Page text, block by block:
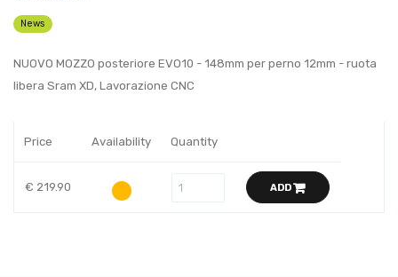
News
NUOVO MOZZO posteriore EVO10 - 148mm per perno 12mm - ruota
libera Sram XD, Lavorazione CNC
Price Availability Quantity
€ 219.90 ADD